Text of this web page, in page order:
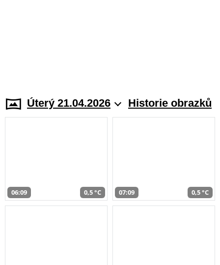
Úterý 21.04.2026 Historie obrazků
06:09 0,5 °C 07:09 0,5 °C